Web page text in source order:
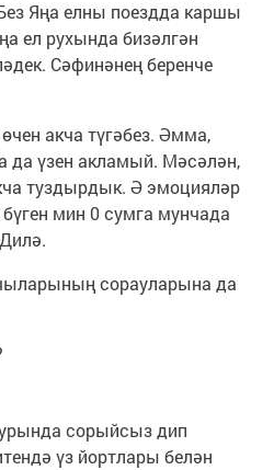
Яңа елны поездда каршы
ел рухында бизәлгән
Сәфинәнең беренче
акча түгәбез. Әмма,
да үзен акламый. Мәсәлән,
туздырдык. Ә эмоцияләр
мин 0 сумга мунчада
сорауларына да
сорыйсыз дип
үз йортлары белән